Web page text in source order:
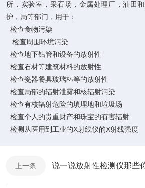
所，实验室，采石场，金属处理厂，油田
护，局等部门，用于：
检查食物污染
检查周围环境污染
检查地下钻管和设备的放射性
检查石材等建筑材料的放射性
检查瓷器餐具玻璃杯等的放射性
检查局部的辐射泄露和核辐射污染
检查有核辐射危险的填埋地和垃圾场
检查个人的贵重财产和珠宝的有害辐射
检测从医用到工业的X射线仪的X射线强度
上一条 说一说放射性检测仪那些